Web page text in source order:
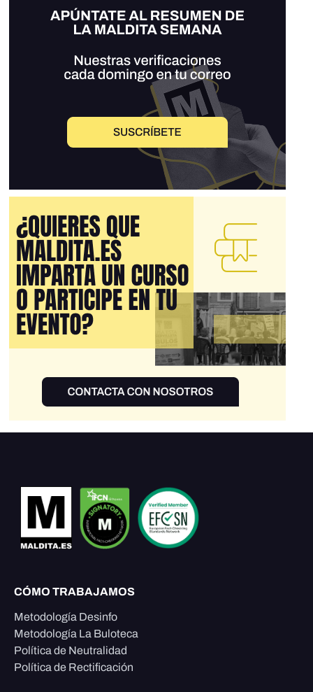
CÓMO TRABAJAMOS
Metodología Desinfo
Metodología La Buloteca
Política de Neutralidad
Política de Rectificación